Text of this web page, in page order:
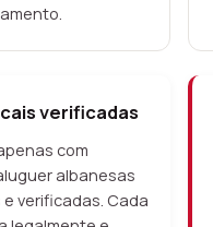
verificadas
com
albanesas
verificadas. Cada